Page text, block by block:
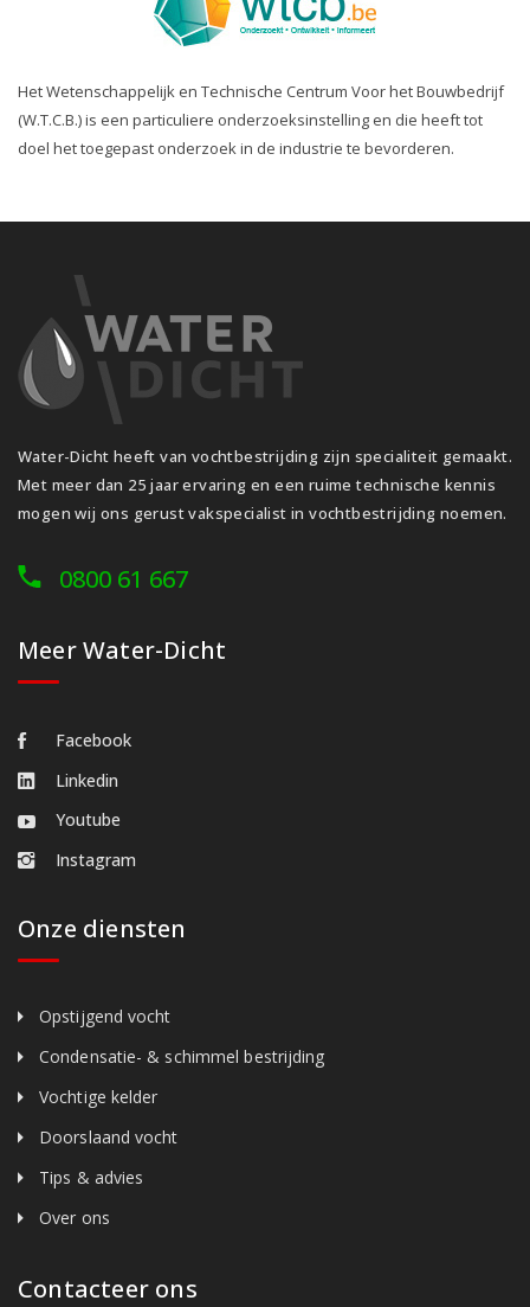
Het Wetenschappelijk en Technische Centrum Voor het Bouwbedrijf
(W.T.C.B.) is een particuliere onderzoeksinstelling en die heeft tot
doel het toegepast onderzoek in de industrie te bevorderen.
Water-Dicht heeft van vochtbestrijding zijn specialiteit gemaakt.
Met meer dan 25 jaar ervaring en een ruime technische kennis
mogen wij ons gerust vakspecialist in vochtbestrijding noemen.
0800 61 667
Meer Water-Dicht
Facebook
Linkedin
Youtube
Instagram
Onze diensten
Opstijgend vocht
Condensatie- & schimmel bestrijding
Vochtige kelder
Doorslaand vocht
Tips & advies
Over ons
Contacteer ons